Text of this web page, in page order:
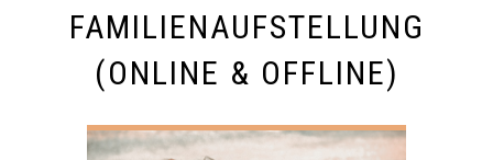
FAMILIENAUFSTELLUNG
(ONLINE & OFFLINE)